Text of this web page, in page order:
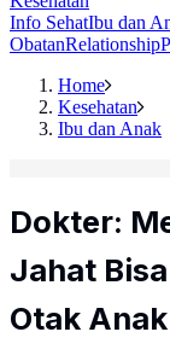
Info SehatIbu dan
ObatanRelationship
Home
Kesehatan
Ibu dan Anak
Dokter:
Jahat
Otak Anak